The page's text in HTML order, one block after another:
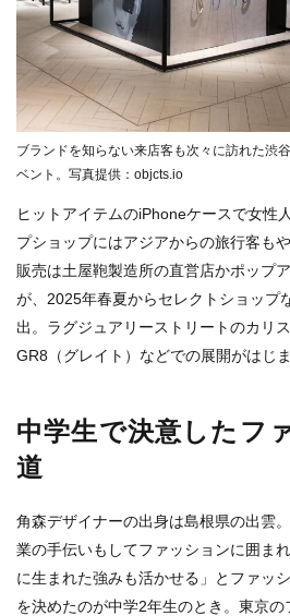
ブランドを知らない来店客も次々に訪れた渋
ベント。写真提供：objcts.io
ヒットアイテムのiPhoneケースで女性
プショップにはアジアからの旅行客も
販売は土屋鞄製造所の直営店かポップ
が、2025年春夏からセレクトショップ
出。ラグジュアリーストリートのカリ
GR8（グレイト）などでの展開がはじま
中学生で決意したフ
道
角森デザイナーの出身は島根県の出雲
業の手伝いもしてファッションに囲ま
に生まれた強みも活かせる」とファッ
を決めたのが中学2年生のとき。東京